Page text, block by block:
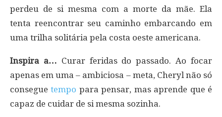
perdeu de si mesma com a morte da mãe. Ela
tenta reencontrar seu caminho embarcando em
uma trilha solitária pela costa oeste americana.
Inspira a… Curar feridas do passado. Ao focar
apenas em uma – ambiciosa – meta, Cheryl não só
conseguetempo para pensar, mas aprende que é
capaz de cuidar de si mesma sozinha.